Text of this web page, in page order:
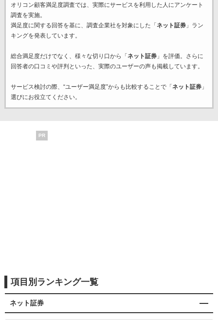
オリコン顧客満足度調査では、実際にサービスを利用した 人にアンケート
調査を実施。
満足度に関する回答を基に、調査企業社を対象にした「 ネット証券」ラン
キングを発表しています。
総合満足度だけでなく、様々な切り口から「 ネット証券」を評価。さらに
回答者の口コミや評判といった、実際のユーザーの声も掲載しています。
サービス検討の際、“ユーザー満足度”からも比較することで「 ネット証券」
選びにお役立てください。
PR
項目別ランキング一覧
ネット証券